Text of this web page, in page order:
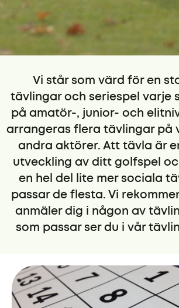
Vi står som värd för en
tävlingar och seriespel varje
på amatör-, junior- och
arrangeras flera tävlingar på
andra aktörer. Att tävla är
utveckling av ditt golfspel
en hel del lite mer sociala
passar de flesta. Vi
anmäler dig i någon av
som passar ser du i vår